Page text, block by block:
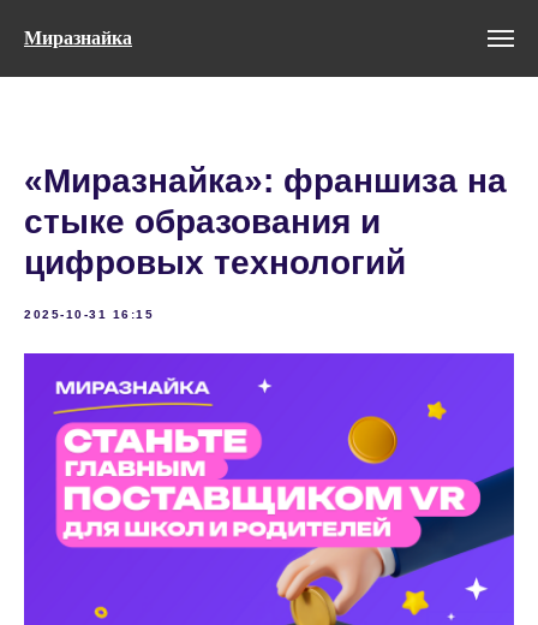
Миразнайка
«Миразнайка»: франшиза на
стыке образования и
цифровых технологий
2025-10-31 16:15